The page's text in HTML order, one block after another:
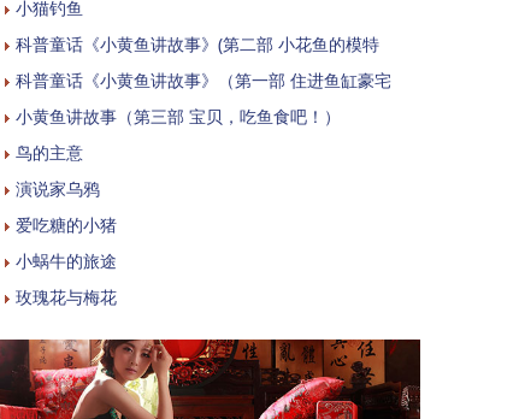
小猫钓鱼
科普童话《小黄鱼讲故事》(第二部 小花鱼的模特
科普童话《小黄鱼讲故事》（第一部 住进鱼缸豪宅
小黄鱼讲故事（第三部 宝贝，吃鱼食吧！）
鸟的主意
演说家乌鸦
爱吃糖的小猪
小蜗牛的旅途
玫瑰花与梅花